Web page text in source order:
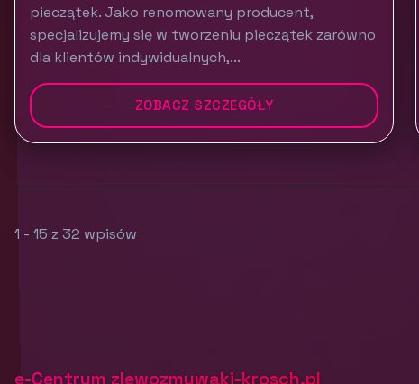
pieczątek. Jako renomowany producent,
specjalizujemy się w tworzeniu pieczątek zarówno
dla klientów indywidualnych,...
ZOBACZ SZCZEGÓŁY
1 - 15 z 32 wpisów
e-Centrum zlewozmywaki-krosch.pl